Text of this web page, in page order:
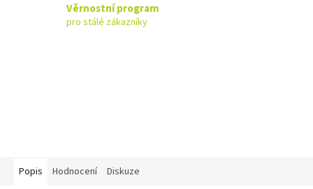
Věrnostní program
pro stálé zákazníky
Popis Hodnocení Diskuze